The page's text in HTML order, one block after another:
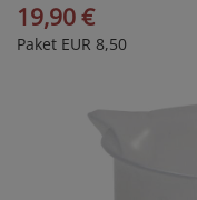
19,90 €
Paket EUR 8,50